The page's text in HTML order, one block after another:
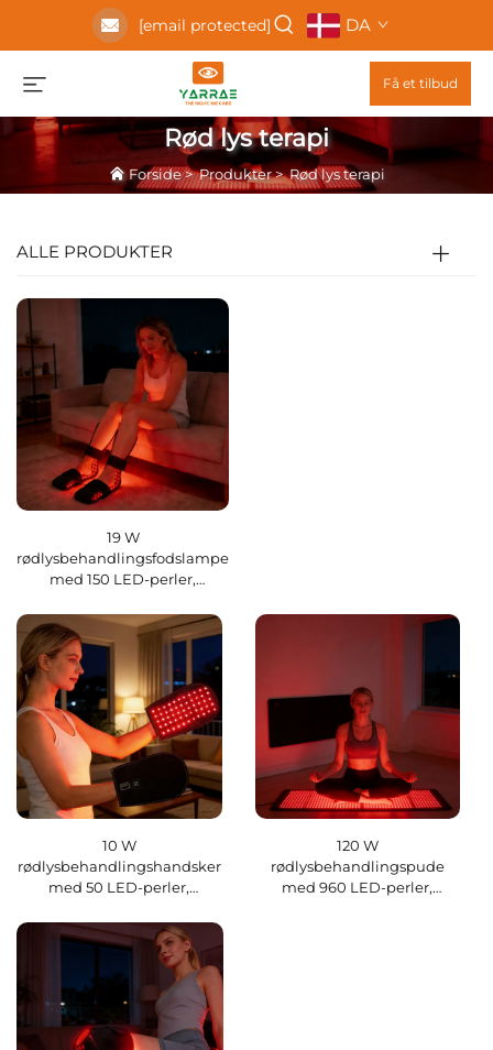
[email protected] DA
Få et tilbud
Rød lys terapi
Forside>Produkter>Rød lys terapi
ALLE PRODUKTER
19 W
rødlysbehandlingsfodslampe
med 150 LED-perler,
nm + 660 nm, med
tidsstyring (AUTO-
AFSLUKNING) og justerbar
temperatur
10 W
rødlysbehandlingshandsker
med 50 LED-perler,
660 nm, justerbar
temperatur og tid
120 W
rødlysbehandlingspude
med 960 LED-perler,